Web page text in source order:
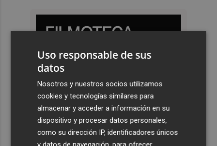
Uso responsable de sus
datos
Nosotros y nuestros socios utilizamos
cookies y tecnologías similares para
almacenar y acceder a información en su
dispositivo y procesar datos personales,
como su dirección IP, identificadores únicos